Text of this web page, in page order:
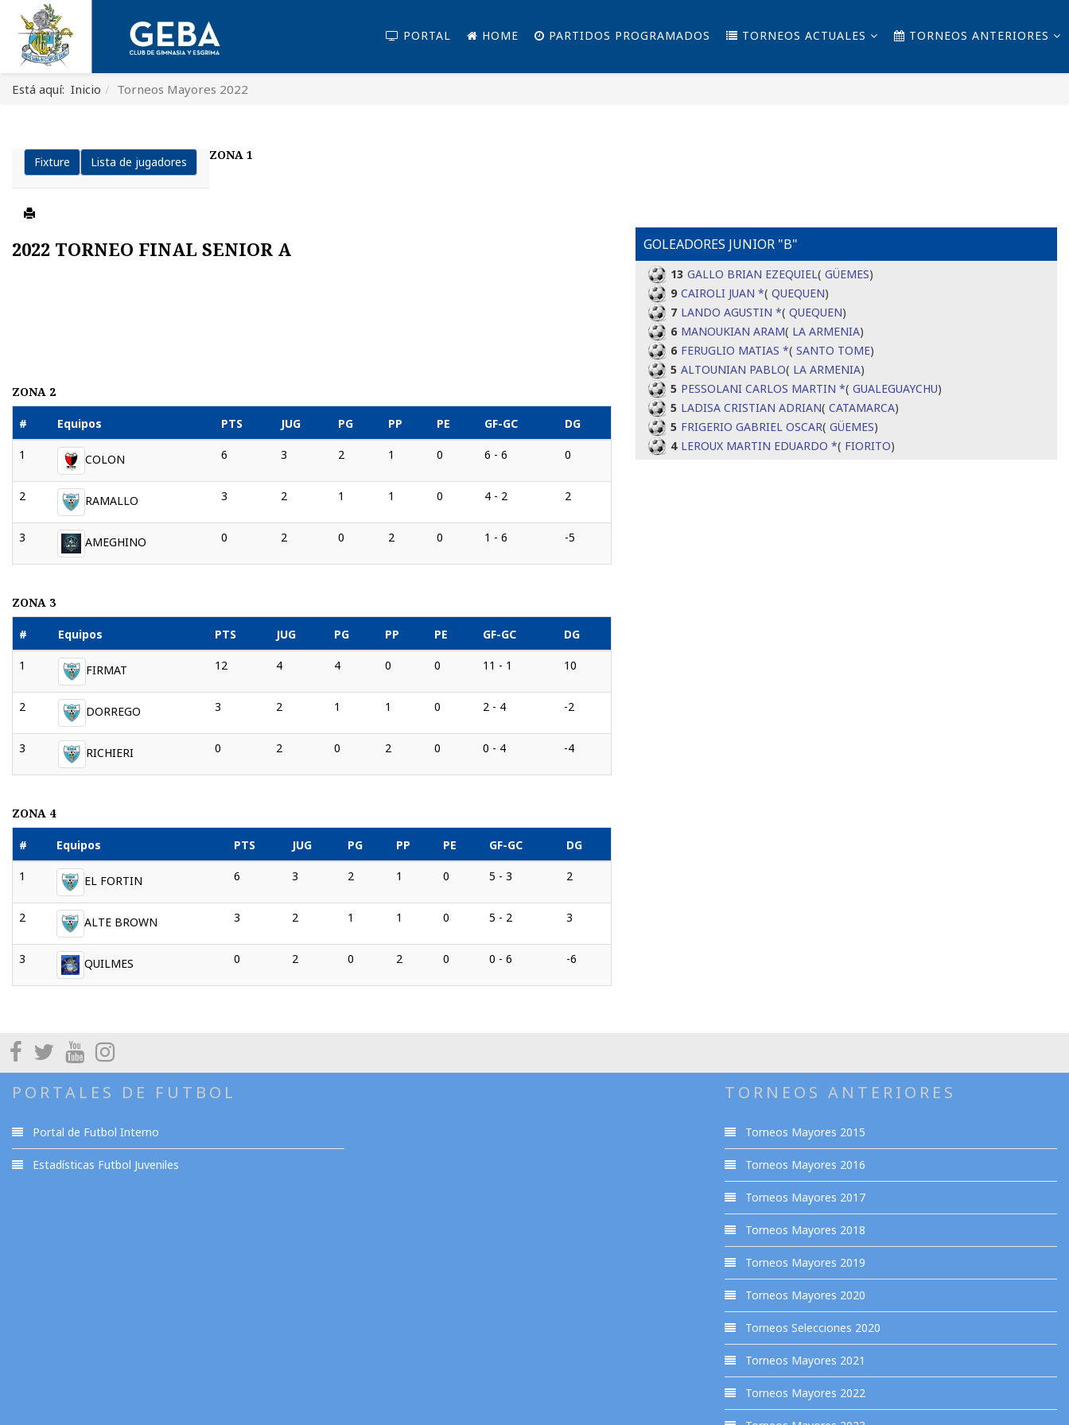
PORTAL HOME PARTIDOS PROGRAMADOS TORNEOS ACTUALES TORNEOS ANTERIORES
Está aquí: Inicio Torneos Mayores 2022
Fixture Lista de jugadores
2022 TORNEO FINAL SENIOR A
ZONA 1
CHUBUT
7 4 2 1
SAN
MARTIN
2 2 0 0 2
3
ZONA 2
# Equipos PTS JUG PG PP PE GF-GC DG
1 COLON 6 3 2 1 0 6 - 6 0
2 RAMALLO 3 2 1 1 0 4 - 2 2
3 AMEGHINO 0 2 0 2 0 1 - 6 -5
ZONA 3
# Equipos PTS JUG PG PP PE GF-GC DG
1 FIRMAT 12 4 4 0 0 11 - 1 10
2 DORREGO 3 2 1 1 0 2 - 4 -2
3 RICHIERI 0 2 0 2 0 0 - 4 -4
ZONA 4
# Equipos PTS JUG PG PP PE GF-GC DG
1 EL FORTIN 6 3 2 1 0 5 - 3 2
2 ALTE BROWN 3 2 1 1 0 5 - 2 3
3 QUILMES 0 2 0 2 0 0 - 6 -6
GOLEADORES JUNIOR "B"
13 GALLO BRIAN EZEQUIEL( GÜEMES)
9 CAIROLI JUAN *( QUEQUEN)
7 LANDO AGUSTIN *( QUEQUEN)
6 MANOUKIAN ARAM( LA ARMENIA)
6 FERUGLIO MATIAS *( SANTO TOME)
5 ALTOUNIAN PABLO( LA ARMENIA)
5 PESSOLANI CARLOS MARTIN *( GUALEGUAYCHU)
5 LADISA CRISTIAN ADRIAN( CATAMARCA)
5 FRIGERIO GABRIEL OSCAR( GÜEMES)
4 LEROUX MARTIN EDUARDO *( FIORITO)
PORTALES DE FUTBOL
Portal de Futbol Interno
Estadísticas Futbol Juveniles
TORNEOS ANTERIORES
Torneos Mayores 2015
Torneos Mayores 2016
Torneos Mayores 2017
Torneos Mayores 2018
Torneos Mayores 2019
Torneos Mayores 2020
Torneos Selecciones 2020
Torneos Mayores 2021
Torneos Mayores 2022